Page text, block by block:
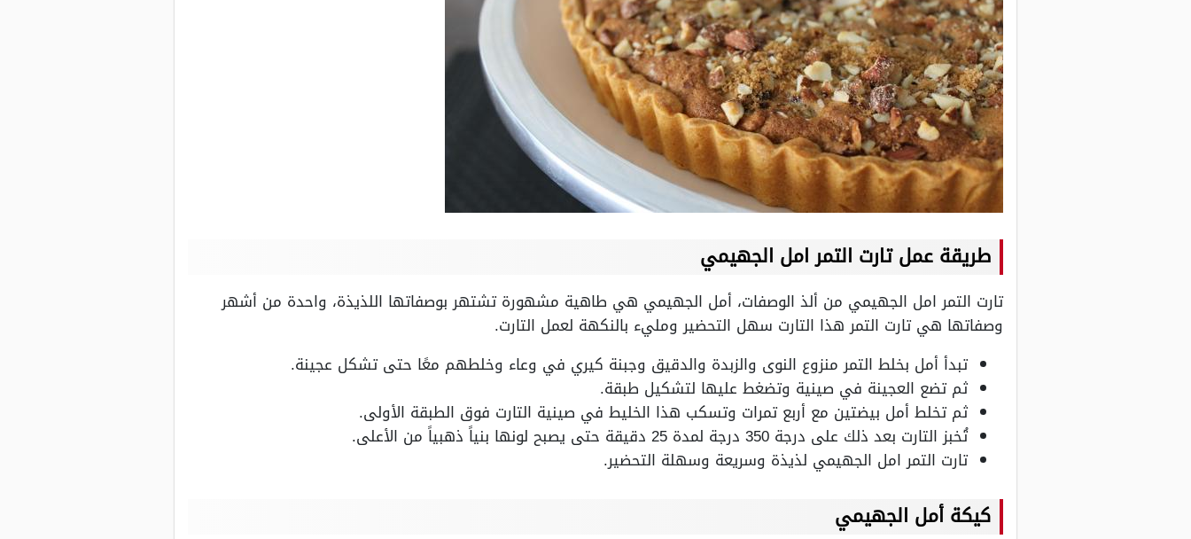
طريقة عمل تارت التمر امل الجهيمي
تارت التمر امل الجهيمي من ألذ الوصفات، أمل الجهيمي هي طاهية مشهورة تشتهر بوصفاتها اللذيذة، واحدة من أشهر
وصفاتها هي تارت التمر هذا التارت سهل التحضير ومليء بالنكهة لعمل التارت.
تبدأ أمل بخلط التمر منزوع النوى والزبدة والدقيق وجبنة كيري في وعاء وخلطهم معًا حتى تشكل عجينة.
ثم تضع العجينة في صينية وتضغط عليها لتشكيل طبقة.
ثم تخلط أمل بيضتين مع أربع تمرات وتسكب هذا الخليط في صينية التارت فوق الطبقة الأولى.
تُخبز التارت بعد ذلك على درجة 350 درجة لمدة 25 دقيقة حتى يصبح لونها بنياً ذهبياً من الأعلى.
تارت التمر امل الجهيمي لذيذة وسريعة وسهلة التحضير.
كيكة أمل الجهيمي